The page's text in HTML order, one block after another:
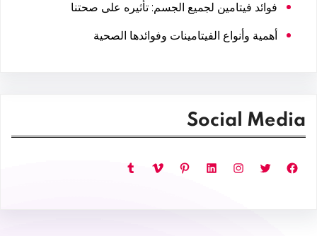
فوائد فيتامين لجميع الجسم: تأثيره على صحتنا
أهمية وأنواع الفيتامينات وفوائدها الصحية
Social Media
فيسبوك تويتر إنستجرام لينكد إن بينتريست فيميو تمبلر